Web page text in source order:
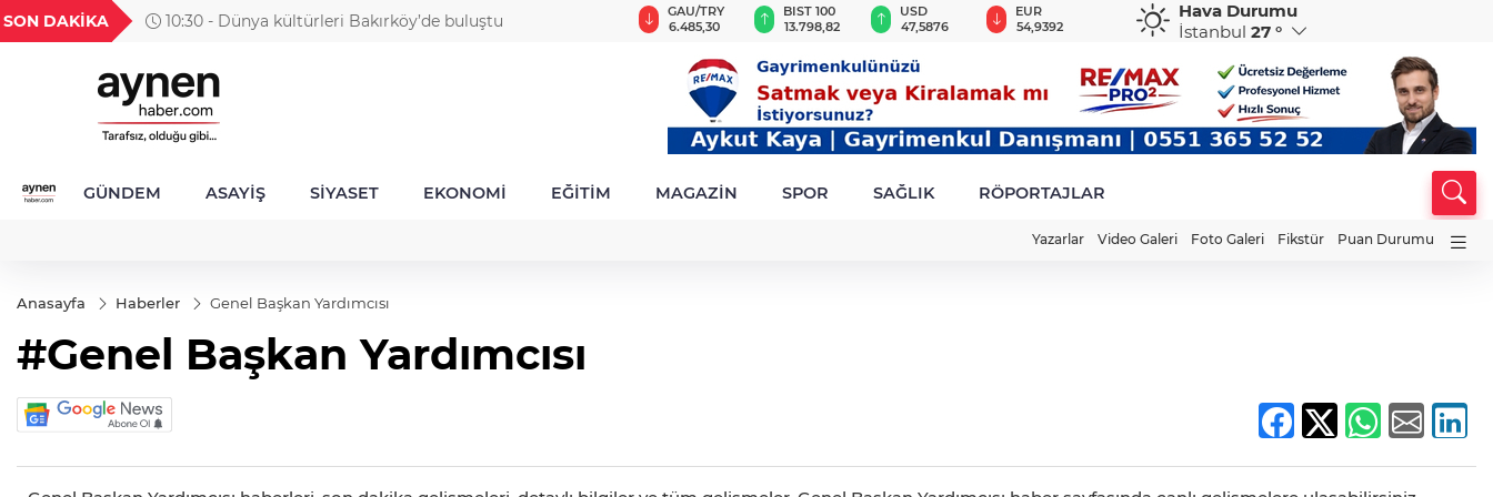
SON DAKİKA 10:30 - Dünya kültürleri Bakırköy’de buluştu
1,1820
GEL
18,1979
TND
16,2304
BGN
28,0626
GAU/TRY
6.485,30
BIST 100
13.798,82
USD
47,5876
EUR
54,9392
GBP
64,1260
CHF
58,5477
Hava Durumu
İstanbul 27 °
GÜNDEM ASAYİŞ SİYASET EKONOMİ EĞİTİM MAGAZİN SPOR SAĞLIK RÖPORTAJLAR
Yazarlar Video Galeri Foto Galeri Fikstür Puan Durumu
Anasayfa Haberler Genel Başkan Yardımcısı
#Genel Başkan Yardımcısı